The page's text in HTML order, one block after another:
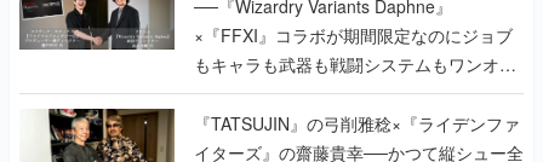
──『Wizardry Variants Daphne』
×『FFXI』コラボが期間限定なのにジョブ
もキャラも武器も戦闘システムもワンオフ
で作り込まれた理由を両ディレクターに聞
く
『TATSUJIN』の弓削雅稔×『ライデンファ
イターズ』の齋藤貴幸──かつて縦シュー全